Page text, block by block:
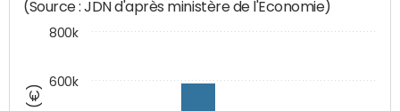
(Source : JDN d'après ministère de l'Economie)
600k
800k